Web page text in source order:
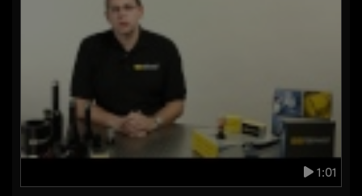
1:01